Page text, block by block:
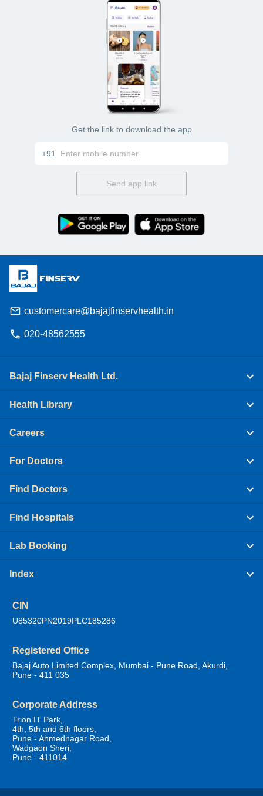
Get the link to download the app
+91
Send app link
customercare@bajajfinservhealth.in
020-48562555
Bajaj Finserv Health Ltd.
Health Library
Careers
For Doctors
Find Doctors
Find Hospitals
Lab Booking
Index
CIN
U85320PN2019PLC185286
Registered Office
Bajaj Auto Limited Complex, Mumbai - Pune Road, Akurdi,
Pune - 411 035
Corporate Address
Trion IT Park,
4th, 5th and 6th floors,
Pune - Ahmednagar Road,
Wadgaon Sheri,
Pune - 411014